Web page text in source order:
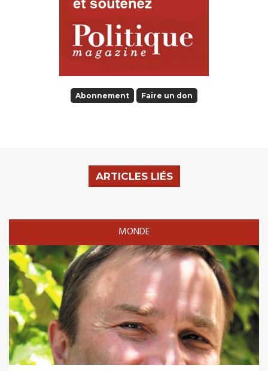
Abonnement Faire un don
ARTICLES LIÉS
MONDE